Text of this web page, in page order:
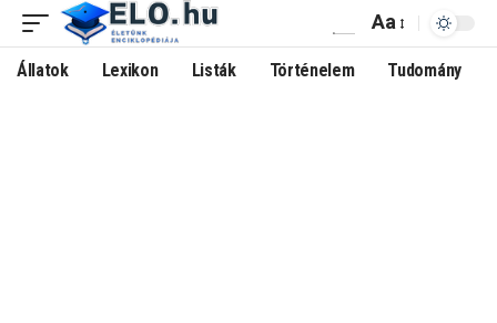
Aa
Állatok Lexikon Listák Történelem Tudomány